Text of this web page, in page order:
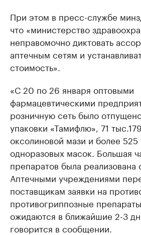
При этом в пресс-службе
что «министерство
неправомочно диктовать
аптечным сетям и
стоимость».
«С 20 по 26 января оптовыми
фармацевтическими
розничную сеть было
упаковки «Тамифлю», 71
оксолиновой мази и более
одноразовых масок. Большая
препаратов была реализована
Аптечными учреждениями
поставщикам заявки на
противогриппозные
ожидаются в ближайшие 2-3
говорится в сообщении.